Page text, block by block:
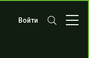
Войти